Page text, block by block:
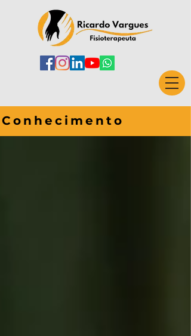
CONHECIMENTO